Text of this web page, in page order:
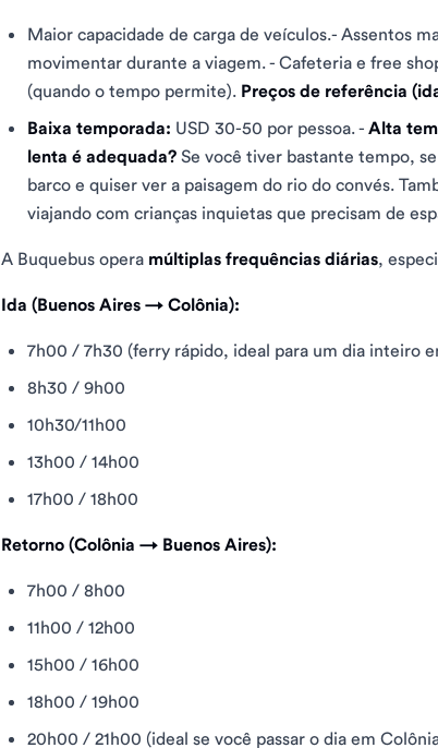
Maior capacidade de carga de veículos.- Assentos
movimentar durante a viagem. - Cafeteria e free
(quando o tempo permite). Preços de referência
Baixa temporada: USD 30-50 por pessoa. - Alta
lenta é adequada? Se você tiver bastante tempo,
barco e quiser ver a paisagem do rio do convés.
viajando com crianças inquietas que precisam de
A Buquebus opera múltiplas frequências diárias,
Ida (Buenos Aires → Colônia):
7h00 / 7h30 (ferry rápido, ideal para um dia inteiro
8h30 / 9h00
10h30/11h00
13h00 / 14h00
17h00 / 18h00
Retorno (Colônia → Buenos Aires):
7h00 / 8h00
11h00 / 12h00
15h00 / 16h00
18h00 / 19h00
20h00 / 21h00 (ideal se você passar o dia em